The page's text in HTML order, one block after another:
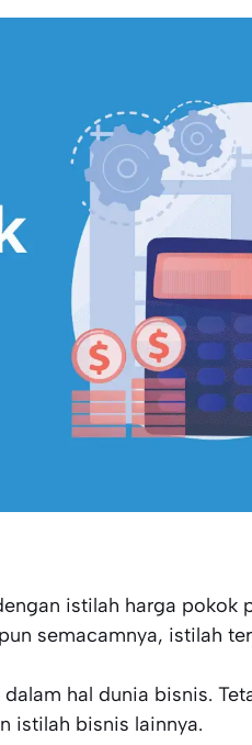
istilah harga pokok
semacamnya, istilah
hal dunia bisnis.
istilah bisnis lainnya.